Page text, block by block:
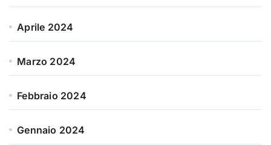
Aprile 2024
Marzo 2024
Febbraio 2024
Gennaio 2024